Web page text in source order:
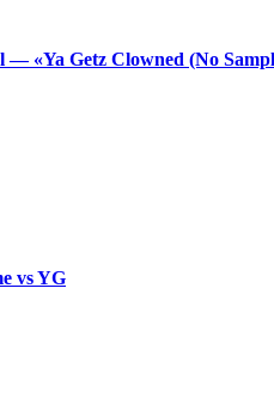
— «Ya Getz Clowned (No
vs YG